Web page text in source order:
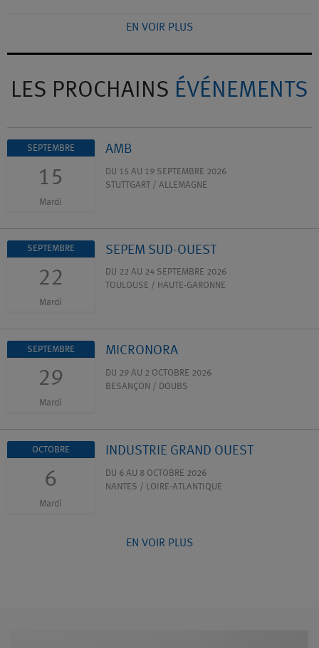
EN VOIR PLUS
LES PROCHAINS ÉVÉNEMENTS
SEPTEMBRE
15
Mardi
AMB
DU 15 AU 19 SEPTEMBRE 2026
STUTTGART / ALLEMAGNE
SEPTEMBRE
22
Mardi
SEPEM SUD-OUEST
DU 22 AU 24 SEPTEMBRE 2026
TOULOUSE / HAUTE-GARONNE
SEPTEMBRE
29
Mardi
MICRONORA
DU 29 AU 2 OCTOBRE 2026
BESANÇON / DOUBS
OCTOBRE
6
Mardi
INDUSTRIE GRAND OUEST
DU 6 AU 8 OCTOBRE 2026
NANTES / LOIRE-ATLANTIQUE
EN VOIR PLUS